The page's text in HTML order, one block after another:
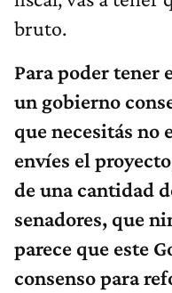
bruto.
Para poder tener
un gobierno
que necesitás no
envíes el
de una cantidad
senadores, que
parece que este
consenso para